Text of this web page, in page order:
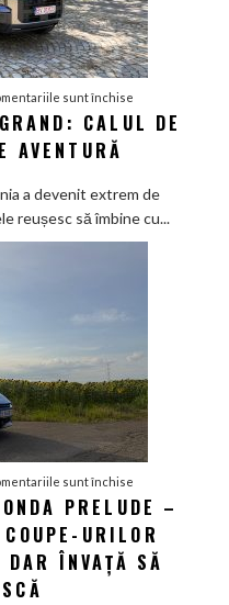
sunt închise
Review
Grand:
Calul
de
CALUL DE
AVENTURĂ
a devenit extrem de
reușesc să îmbine cu...
sunt închise
Test
Drive:
Noua
PRELUDE –
URILOR
ÎNVAȚĂ SĂ